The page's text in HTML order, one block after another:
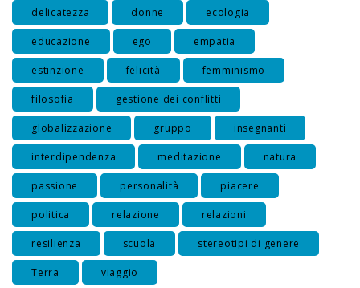
delicatezza donne ecologia
educazione ego empatia
estinzione felicità femminismo
filosofia gestione dei conflitti
globalizzazione gruppo insegnanti
interdipendenza meditazione natura
passione personalità piacere
politica relazione relazioni
resilienza scuola stereotipi di genere
Terra viaggio